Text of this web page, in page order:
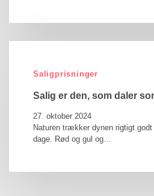
Saligprisninger
Salig er den, som daler
27. oktober 2024
Naturen trækker dynen rigtigt
dage. Rød og gul og…